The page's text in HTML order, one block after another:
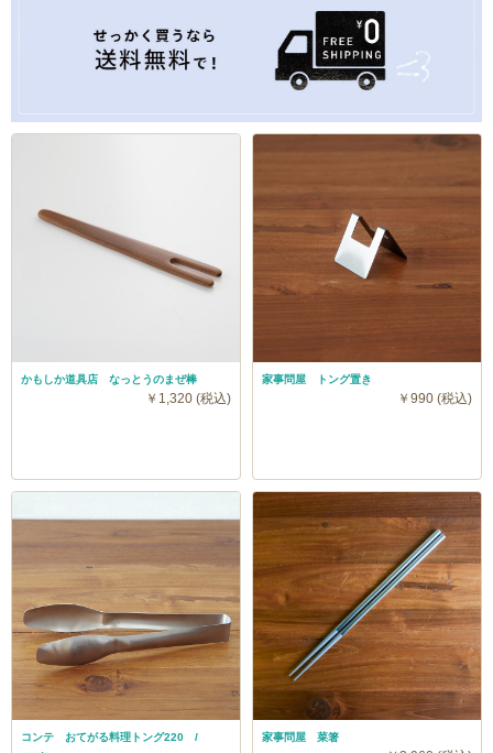
かもしか道具店 なっとうのまぜ棒
￥1,320 (税込)
家事問屋 トング置き
￥990 (税込)
コンテ おてがる料理トング220 /
家事問屋 菜箸